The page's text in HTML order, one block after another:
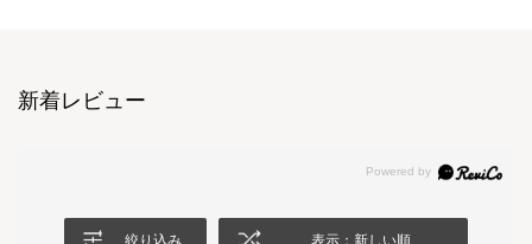
新着レビュー
絞り込み 表示：新しい順